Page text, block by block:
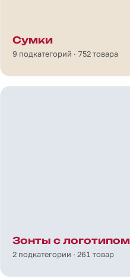
Сумки
9 подкатегорий · 752 товара
Зонты с логотипом
2 подкатегории · 261 товар